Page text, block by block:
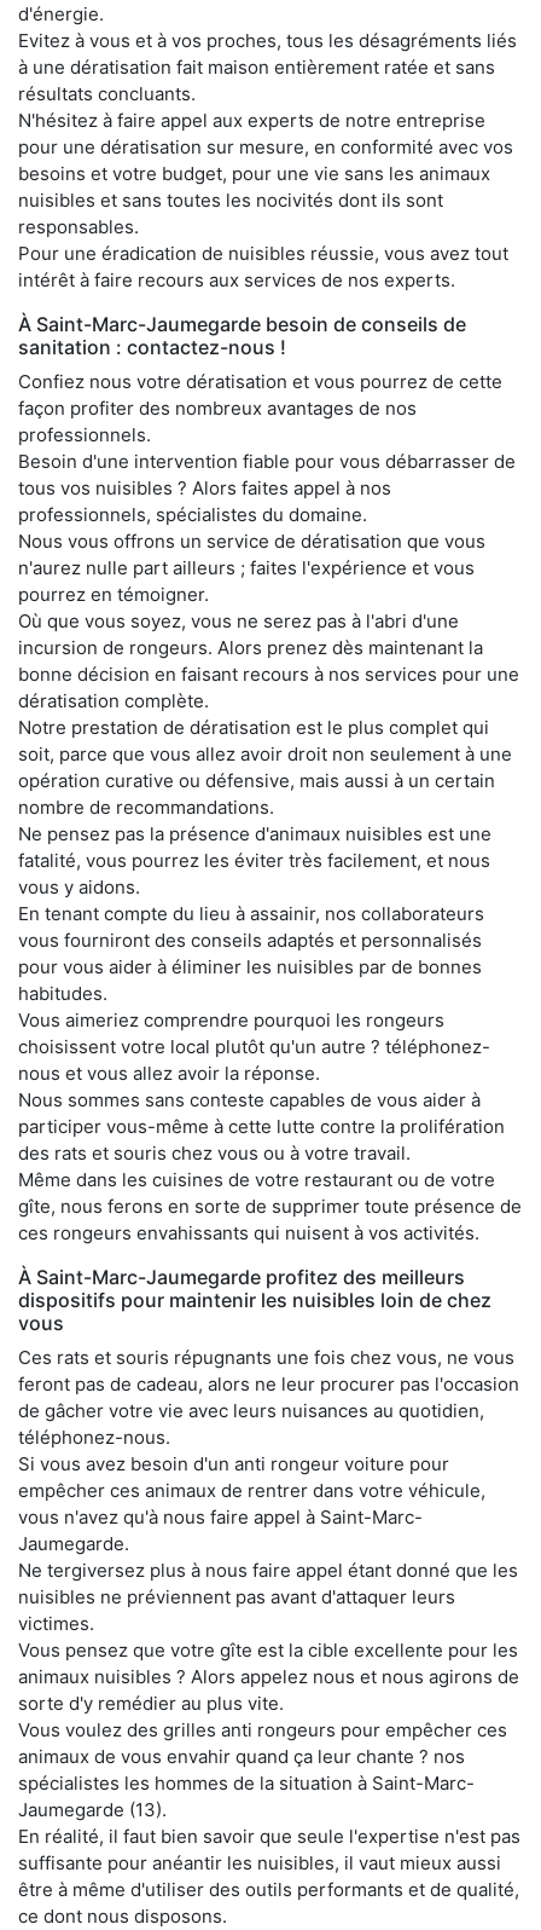
d'énergie.
Evitez à vous et à vos proches, tous les désagréments liés
à une dératisation fait maison entièrement ratée et sans
résultats concluants.
N'hésitez à faire appel aux experts de notre entreprise
pour une dératisation sur mesure, en conformité avec vos
besoins et votre budget, pour une vie sans les animaux
nuisibles et sans toutes les nocivités dont ils sont
responsables.
Pour une éradication de nuisibles réussie, vous avez tout
intérêt à faire recours aux services de nos experts.
À Saint-Marc-Jaumegarde besoin de conseils de
sanitation : contactez-nous !
Confiez nous votre dératisation et vous pourrez de cette
façon profiter des nombreux avantages de nos
professionnels.
Besoin d'une intervention fiable pour vous débarrasser de
tous vos nuisibles ? Alors faites appel à nos
professionnels, spécialistes du domaine.
Nous vous offrons un service de dératisation que vous
n'aurez nulle part ailleurs ; faites l'expérience et vous
pourrez en témoigner.
Où que vous soyez, vous ne serez pas à l'abri d'une
incursion de rongeurs. Alors prenez dès maintenant la
bonne décision en faisant recours à nos services pour une
dératisation complète.
Notre prestation de dératisation est le plus complet qui
soit, parce que vous allez avoir droit non seulement à une
opération curative ou défensive, mais aussi à un certain
nombre de recommandations.
Ne pensez pas la présence d'animaux nuisibles est une
fatalité, vous pourrez les éviter très facilement, et nous
vous y aidons.
En tenant compte du lieu à assainir, nos collaborateurs
vous fourniront des conseils adaptés et personnalisés
pour vous aider à éliminer les nuisibles par de bonnes
habitudes.
Vous aimeriez comprendre pourquoi les rongeurs
choisissent votre local plutôt qu'un autre ? téléphonez-
nous et vous allez avoir la réponse.
Nous sommes sans conteste capables de vous aider à
participer vous-même à cette lutte contre la prolifération
des rats et souris chez vous ou à votre travail.
Même dans les cuisines de votre restaurant ou de votre
gîte, nous ferons en sorte de supprimer toute présence de
ces rongeurs envahissants qui nuisent à vos activités.
À Saint-Marc-Jaumegarde profitez des meilleurs
dispositifs pour maintenir les nuisibles loin de chez
vous
Ces rats et souris répugnants une fois chez vous, ne vous
feront pas de cadeau, alors ne leur procurer pas l'occasion
de gâcher votre vie avec leurs nuisances au quotidien,
téléphonez-nous.
Si vous avez besoin d'un anti rongeur voiture pour
empêcher ces animaux de rentrer dans votre véhicule,
vous n'avez qu'à nous faire appel à Saint-Marc-
Jaumegarde.
Ne tergiversez plus à nous faire appel étant donné que les
nuisibles ne préviennent pas avant d'attaquer leurs
victimes.
Vous pensez que votre gîte est la cible excellente pour les
animaux nuisibles ? Alors appelez nous et nous agirons de
sorte d'y remédier au plus vite.
Vous voulez des grilles anti rongeurs pour empêcher ces
animaux de vous envahir quand ça leur chante ? nos
spécialistes les hommes de la situation à Saint-Marc-
Jaumegarde (13).
En réalité, il faut bien savoir que seule l'expertise n'est pas
suffisante pour anéantir les nuisibles, il vaut mieux aussi
être à même d'utiliser des outils performants et de qualité,
ce dont nous disposons.